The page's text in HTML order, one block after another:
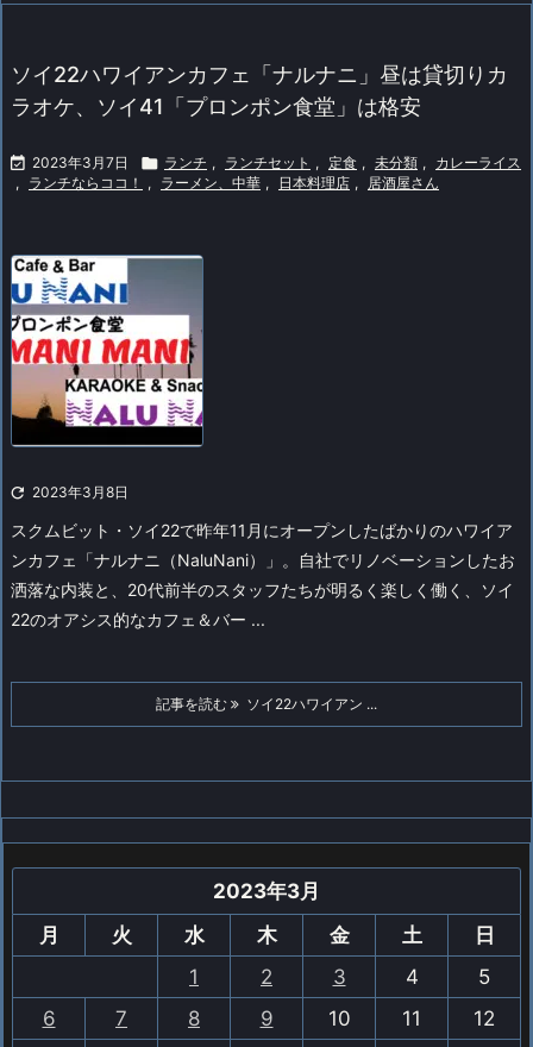
ソイ22ハワイアンカフェ「ナルナニ」昼は貸切りカ
ラオケ、ソイ41「プロンポン食堂」は格安
 2023年3月7日  ランチ , ランチセット , 定食 , 未分類 , カレーライス
, ランチならココ！ , ラーメン、中華 , 日本料理店 , 居酒屋さん
 2023年3月8日
スクムビット・ソイ22で昨年11月にオープンしたばかりのハワイア
ンカフェ「ナルナニ（NaluNani）」。
自社でリノベーションしたお
洒落な内装と、20代前半のスタッフたちが明るく楽しく働く、ソイ
22のオアシス的なカフェ＆バー ...
記事を読む ソイ22ハワイアン ...
2023年3月
月
火 水 木 金 土
日
1
2 3 4
5
6
7 8 9 10 11
12